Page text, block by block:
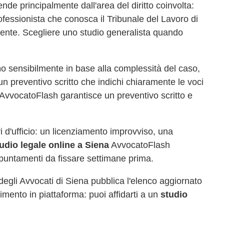
principalmente dall'area del diritto coinvolta:
che conosca il Tribunale del Lavoro di
Scegliere uno studio generalista quando
sensibilmente in base alla complessità del caso,
preventivo scritto che indichi chiaramente le voci
garantisce un preventivo scritto e
un licenziamento improvviso, una
legale online a Siena AvvocatoFlash
da fissare settimane prima.
Avvocati di Siena pubblica l'elenco aggiornato
in piattaforma: puoi affidarti a un studio